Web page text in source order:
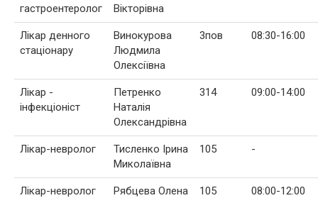
гастроентеролог
Вікторівна
Лікар денного
стаціонару
Винокурова
Людмила
Олексіївна
3пов 08:30-16:00
Лікар -
інфекціоніст
Петренко
Наталія
Олександрівна
314 09:00-14:00
Лікар-невролог
Тисленко Ірина
Миколаївна
105 -
Лікар-невролог
Рябцева Олена
105 08:00-12:00